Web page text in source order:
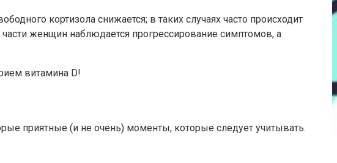
кортизола снижается; в таких случаях часто происходит
женщин наблюдается прогрессирование симптомов, а
витамина D!
приятные (и не очень) моменты, которые следует учитывать.